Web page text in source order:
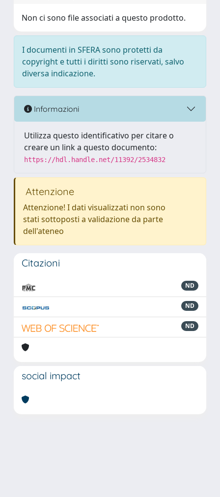
Non ci sono file associati a questo prodotto.
I documenti in SFERA sono protetti da
copyright e tutti i diritti sono riservati, salvo
diversa indicazione.
Informazioni
Utilizza questo identificativo per citare o
creare un link a questo documento:
https://hdl.handle.net/11392/2534832
Attenzione
Attenzione! I dati visualizzati non sono
stati sottoposti a validazione da parte
dell'ateneo
Citazioni
ND
ND
ND
social impact